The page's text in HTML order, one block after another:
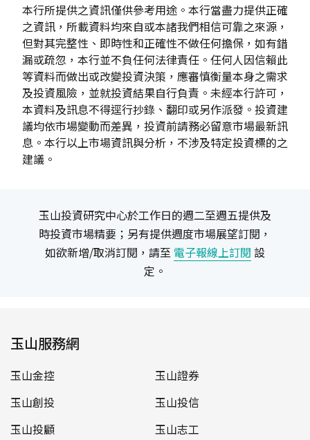
本行所提供之資訊僅供參考用途。本行當盡力提供正確
之資訊，所載資料均來自或本諸我們相信可靠之來源，
但對其完整性、即時性和正確性不做任何擔保，如有錯
漏或疏忽，本行並不負任何法律責任。任何人因信賴此
等資料而做出或改變投資決策，應審慎衡量本身之需求
及投資風險，並就投資結果自行負責。未經本行許可，
本資料及訊息不得逕行抄錄、翻印或另作派發。投資建
議均依市場變動而差異，投資前請務必留意市場最新訊
息。本行以上市場資訊與分析，不涉及特定投資標的之
建議。
玉山投資研究中心於工作日的週二至週五提供及
時投資市場精要；另有提供週度市場展望訂閱，
如欲新增/取消訂閱，請至 電子報線上訂閱 設
定。
玉山服務網
玉山金控
玉山證券
玉山創投
玉山投信
玉山投顧
玉山志工